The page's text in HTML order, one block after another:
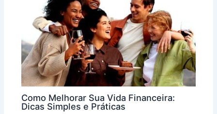
Como Melhorar Sua Vida Financeira:
Dicas Simples e Práticas